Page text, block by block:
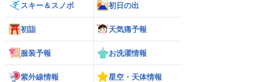
スキー＆スノボ 初日の出
初詣 天気痛予報
服装予報 お洗濯情報
紫外線情報 星空・天体情報